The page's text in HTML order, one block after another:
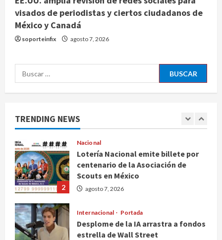
visados de periodistas y ciertos ciudadanos de
México y Canadá
soporteinfix agosto 7, 2026
Buscar:
TRENDING NEWS
Internacional
EE.UU. amplía revisión de redes
sociales para visados de periodistas
1
Nacional
Fallece Carlos Garfias Merlos,
2
Nacional
Lotería Nacional emite billete por
centenario de la Asociación de
Scouts en México
agosto 7, 2026
Internacional Portada
Desplome de la IA arrastra a fondos
estrella de Wall Street